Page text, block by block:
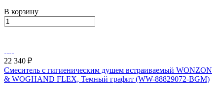
В корзину
22 340 ₽
Смеситель с гигиеническим душем встраиваемый WONZON
& WOGHAND FLEX, Темный графит (WW-88829072-BGM)